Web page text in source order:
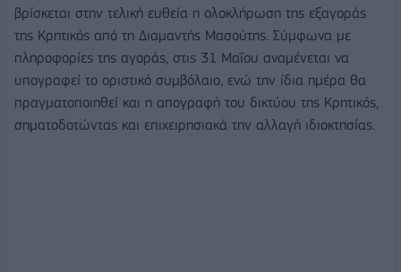
βρίσκεται στην τελική ευθεία η ολοκλήρωση της εξαγοράς
της Κρητικός από τη Διαμαντής Μασούτης. Σύμφωνα με
πληροφορίες της αγοράς, στις 31 Μαΐου αναμένεται να
υπογραφεί το οριστικό συμβόλαιο, ενώ την ίδια ημέρα θα
πραγματοποιηθεί και η απογραφή του δικτύου της Κρητικός,
σηματοδοτώντας και επιχειρησιακά την αλλαγή ιδιοκτησίας.